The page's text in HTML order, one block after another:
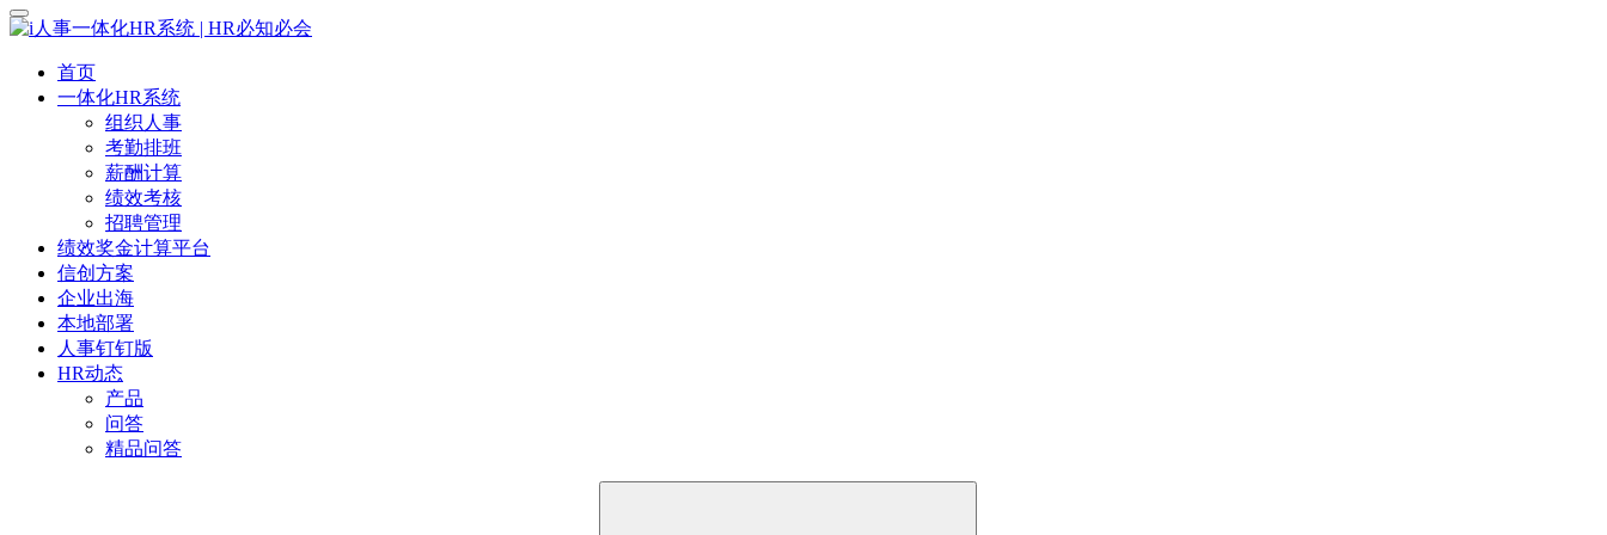
首页
一体化HR系统
组织人事
考勤排班
薪酬计算
绩效考核
招聘管理
绩效奖金计算平台
信创方案
企业出海
本地部署
人事钉钉版
HR动态
产品
问答
精品问答